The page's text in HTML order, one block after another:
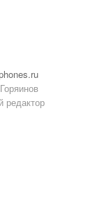
редактор